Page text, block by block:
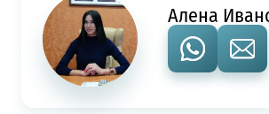
Алена